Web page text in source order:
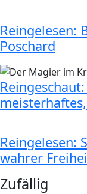
Reingelesen:
Poschard
Reingelesen:
wahrer
Zufällig